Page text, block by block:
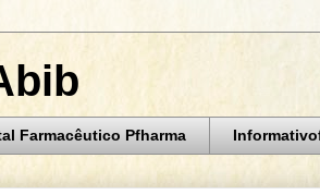
Farmacêutico Pfharma